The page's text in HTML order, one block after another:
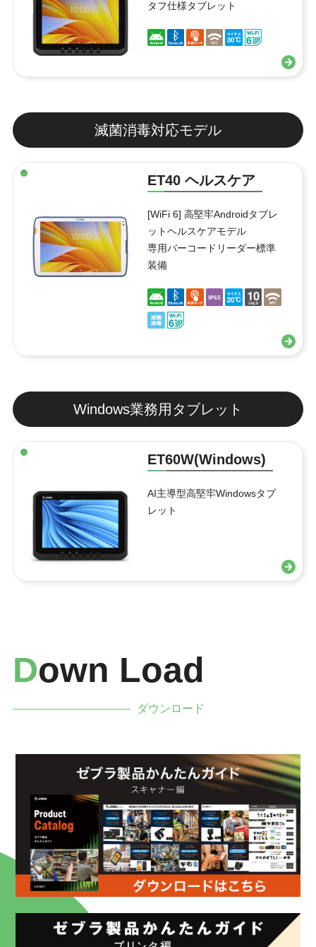
タフ仕様タブレット
滅菌消毒対応モデル
ET40 ヘルスケア
[WiFi 6] 高堅牢Androidタブレ
ットヘルスケアモデル
専用バーコードリーダー標準
装備
Windows業務用タブレット
ET60W(Windows)
AI主導型高堅牢Windowsタブ
レット
DOwn Load
ダウンロード